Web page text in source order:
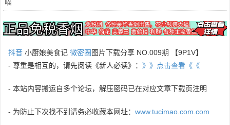
抖音 小厨娘美食记 微密圈 图片下载分享 NO.009期 【9P1V】
- 尊重是相互的，请先阅读《新人必读》： 》》点击查看《《
- 本站内容搬运自多个论坛，解压密码已在对应文章下载页注明
- 为防止下次找不到请务必收藏本网址： www.tucimao.com.com